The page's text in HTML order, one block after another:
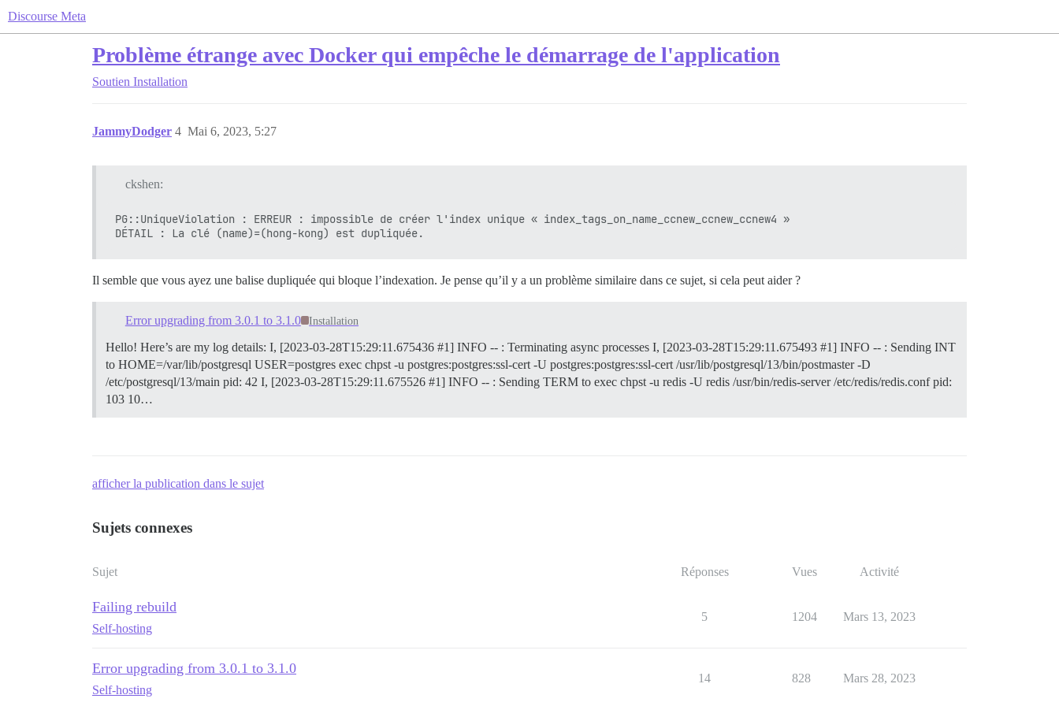
Discourse Meta
Problème étrange avec Docker qui empêche le démarrage de l'application
Soutien Installation
JammyDodger Mai 6, 2023, 5:27
4
ckshen:
PG::UniqueViolation : ERREUR : impossible de créer l'index unique « index_tags_on_name_ccnew_ccnew_ccnew4 »
Il semble que vous ayez une balise dupliquée qui bloque l’indexation. Je pense qu’il y a un problème similaire dans ce sujet, si cela peut aider ?
Error upgrading from 3.0.1 to 3.1.0 Installation
Hello! Here’s are my log details: I, [2023-03-28T15:29:11.675436 #1] INFO -- : Terminating async processes I, [2023-03-28T15:29:11.675493 #1] INFO -- : Sending INT
to HOME=/var/lib/postgresql USER=postgres exec chpst -u postgres:postgres:ssl-cert -U postgres:postgres:ssl-cert /usr/lib/postgresql/13/bin/postmaster -D
/etc/postgresql/13/main pid: 42 I, [2023-03-28T15:29:11.675526 #1] INFO -- : Sending TERM to exec chpst -u redis -U redis /usr/bin/redis-server /etc/redis/redis.conf pid:
103 10…
afficher la publication dans le sujet
Sujets connexes
Sujet Réponses Vues Activité
Failing rebuild
Self-hosting
5 1204 Mars 13, 2023
Error upgrading from 3.0.1 to 3.1.0
Self-hosting
14 828 Mars 28, 2023